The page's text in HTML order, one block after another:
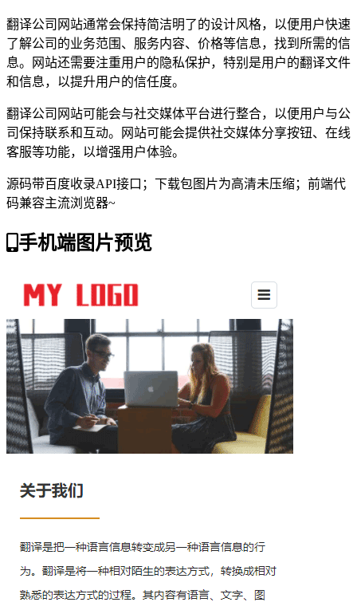
翻译公司网站通常会保持简洁明了的设计风格，以便用户快速
了解公司的业务范围、服务内容、价格等信息，找到所需的信
息。网站还需要注重用户的隐私保护，特别是用户的翻译文件
和信息，以提升用户的信任度。
翻译公司网站可能会与社交媒体平台进行整合，以便用户与公
司保持联系和互动。网站可能会提供社交媒体分享按钮、在线
客服等功能，以增强用户体验。
源码带百度收录API接口；下载包图片为高清未压缩；前端代
码兼容主流浏览器~
手机端图片预览